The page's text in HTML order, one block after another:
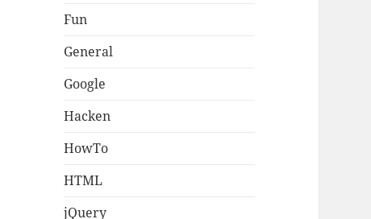
Fun
General
Google
Hacken
HowTo
HTML
jQuery